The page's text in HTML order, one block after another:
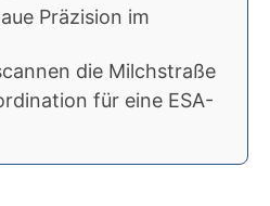
Präzision im
die Milchstraße
für eine ESA-